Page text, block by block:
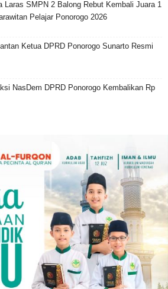
Laras SMPN 2 Balong Rebut Kembali Juara 1
Pelajar Ponorogo 2026
Ketua DPRD Ponorogo Sunarto Resmi
NasDem DPRD Ponorogo Kembalikan Rp